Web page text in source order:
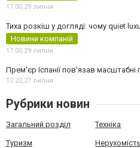
17:00,29 липня
Тиха розкіш у догляді: чому quiet
Новини компаній
17:00,29 липня
Прем'єр Іспанії пов'язав
12:22,27 липня
Рубрики новин
Загальний розділ Техніка
Туризм Нерухомість